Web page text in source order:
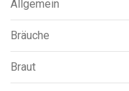
Allgemein
Bräuche
Braut